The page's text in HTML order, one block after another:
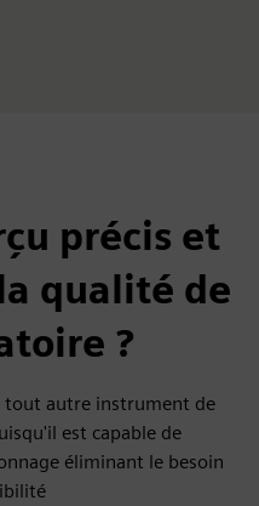
précis et
qualité de
?
tout autre instrument de
est capable de
éliminant le besoin